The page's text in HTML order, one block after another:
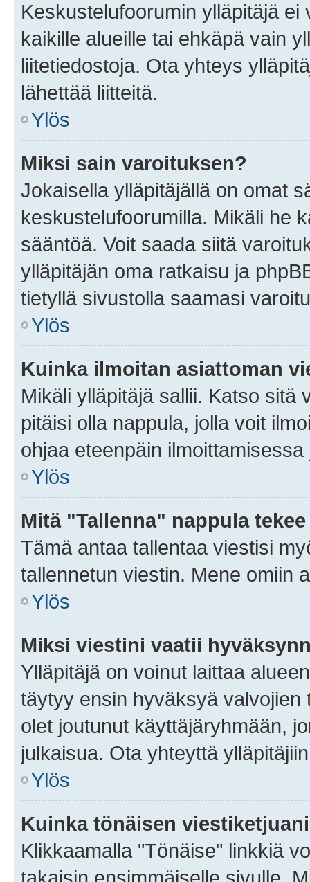
Keskustelufoorumin ylläpitäjä
kaikille alueille tai ehkäpä vain
liitetiedostoja. Ota yhteys
lähettää liitteitä.
Ylös
Miksi sain varoituksen?
Jokaisella ylläpitäjällä on omat
keskustelufoorumilla. Mikäli he
sääntöä. Voit saada siitä
ylläpitäjän oma ratkaisu ja
tietyllä sivustolla saamasi
Ylös
Kuinka ilmoitan asiattoman
Mikäli ylläpitäjä sallii. Katso sitä
pitäisi olla nappula, jolla voit
ohjaa eteenpäin
Ylös
Mitä "Tallenna" nappula
Tämä antaa tallentaa viestisi
tallennetun viestin. Mene omiin
Ylös
Miksi viestini vaatii
Ylläpitäjä on voinut laittaa
täytyy ensin hyväksyä
olet joutunut käyttäjäryhmään,
julkaisua. Ota yhteyttä
Ylös
Kuinka tönäisen
Klikkaamalla "Tönäise" linkkiä
takaisin ensimmäiselle sivulle.